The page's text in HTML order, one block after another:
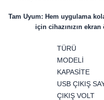
Tam Uyum: Hem uygulama
için cihazınızın
TÜRÜ
MODELİ
KAPASİTE
USB ÇIKIŞ
ÇIKIŞ VOLT